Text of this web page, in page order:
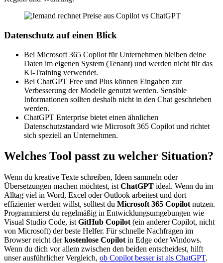
Datenschutz auf einen Blick
Bei Microsoft 365 Copilot für Unternehmen bleiben deine
Daten im eigenen System (Tenant) und werden nicht für das
KI-Training verwendet.
Bei ChatGPT Free und Plus können Eingaben zur
Verbesserung der Modelle genutzt werden. Sensible
Informationen sollten deshalb nicht in den Chat geschrieben
werden.
ChatGPT Enterprise bietet einen ähnlichen
Datenschutzstandard wie Microsoft 365 Copilot und richtet
sich speziell an Unternehmen.
Welches Tool passt zu welcher Situation?
Wenn du kreative Texte schreiben, Ideen sammeln oder
Übersetzungen machen möchtest, ist ChatGPT ideal. Wenn du im
Alltag viel in Word, Excel oder Outlook arbeitest und dort
effizienter werden willst, solltest du Microsoft 365 Copilot nutzen.
Programmierst du regelmäßig in Entwicklungsumgebungen wie
Visual Studio Code, ist GitHub Copilot (ein anderer Copilot, nicht
von Microsoft) der beste Helfer. Für schnelle Nachfragen im
Browser reicht derkostenlose Copilot in Edge oder Windows.
Wenn du dich vor allem zwischen den beiden entscheidest, hilft
unser ausführlicher Vergleich, ob Copilot besser ist als ChatGPT.